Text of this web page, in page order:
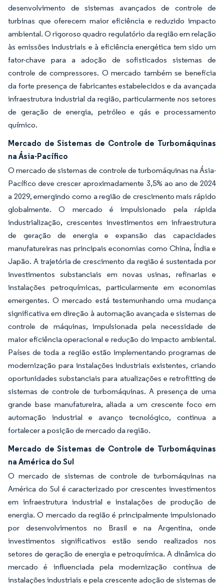
desenvolvimento de sistemas avançados de controle de
turbinas que oferecem maior eficiência e reduzido impacto
ambiental. O rigoroso quadro regulatório da região em relação
às emissões industriais e à eficiência energética tem sido um
fator-chave para a adoção de sofisticados sistemas de
controle de compressores. O mercado também se beneficia
da forte presença de fabricantes estabelecidos e da avançada
infraestrutura industrial da região, particularmente nos setores
de geração de energia, petróleo e gás e processamento
químico.
Mercado de Sistemas de Controle de Turbomáquinas
na Ásia-Pacífico
O mercado de sistemas de controle de turbomáquinas na Ásia-
Pacífico deve crescer aproximadamente 3,5% ao ano de 2024
a 2029, emergindo como a região de crescimento mais rápido
globalmente. O mercado é impulsionado pela rápida
industrialização, crescentes investimentos em infraestrutura
de geração de energia e expansão das capacidades
manufatureiras nas principais economias como China, Índia e
Japão. A trajetória de crescimento da região é sustentada por
investimentos substanciais em novas usinas, refinarias e
instalações petroquímicas, particularmente em economias
emergentes. O mercado está testemunhando uma mudança
significativa em direção à automação avançada e sistemas de
controle de máquinas, impulsionada pela necessidade de
maior eficiência operacional e redução do impacto ambiental.
Países de toda a região estão implementando programas de
modernização para instalações industriais existentes, criando
oportunidades substanciais para atualizações e retrofitting de
sistemas de controle de turbomáquinas. A presença de uma
grande base manufatureira, aliada a um crescente foco em
automação industrial e avanço tecnológico, continua a
fortalecer a posição de mercado da região.
Mercado de Sistemas de Controle de Turbomáquinas
na América do Sul
O mercado de sistemas de controle de turbomáquinas na
América do Sul é caracterizado por crescentes investimentos
em infraestrutura industrial e instalações de produção de
energia. O mercado da região é principalmente impulsionado
por desenvolvimentos no Brasil e na Argentina, onde
investimentos significativos estão sendo realizados nos
setores de geração de energia e petroquímica. A dinâmica do
mercado é influenciada pela modernização contínua de
instalações industriais e pela crescente adoção de sistemas de